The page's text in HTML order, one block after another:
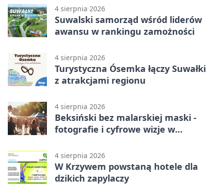
4 sierpnia 2026
Suwalski samorząd wśród liderów
awansu w rankingu zamożności
4 sierpnia 2026
Turystyczna Ósemka łączy Suwałki
z atrakcjami regionu
4 sierpnia 2026
Beksiński bez malarskiej maski -
fotografie i cyfrowe wizje w
4 sierpnia 2026
W Krzywem powstaną hotele dla
dzikich zapylaczy